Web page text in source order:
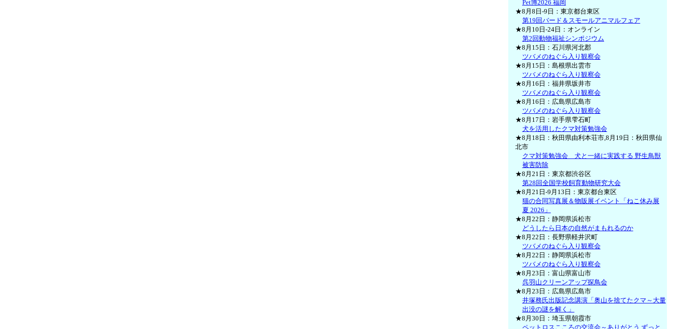
Pet博2026 福岡
★8月8日-9日：東京都台東区
第19回バード＆スモールアニマルフェア
★8月10日-24日：オンライン
第2回動物福祉シンポジウム
★8月15日：石川県河北郡
ツバメのねぐら入り観察会
★8月15日：島根県出雲市
ツバメのねぐら入り観察会
★8月16日：福井県坂井市
ツバメのねぐら入り観察会
★8月16日：広島県広島市
ツバメのねぐら入り観察会
★8月17日：岩手県雫石町
犬を活用したクマ対策勉強会
★8月18日：秋田県由利本荘市,8月19日：秋田県仙
北市
クマ対策勉強会 犬と一緒に実践する 野生鳥獣
被害防除
★8月21日：東京都渋谷区
第28回全国学校飼育動物研究大会
★8月21日-9月13日：東京都台東区
猫の合同写真展＆物販展イベント「ねこ休み展
夏 2026」
★8月22日：静岡県浜松市
どうしたら日本の自然がまもれるのか
★8月22日：長野県軽井沢町
ツバメのねぐら入り観察会
★8月22日：静岡県浜松市
ツバメのねぐら入り観察会
★8月23日：富山県富山市
呉羽山クリーンアップ探鳥会
★8月23日：広島県広島市
井塚務氏出版記念講演「奥山を捨てたクマ～大量
出没の謎を解く」
★8月30日：埼玉県朝霞市
ペットロスこころの交流会～ありがとう ずっと